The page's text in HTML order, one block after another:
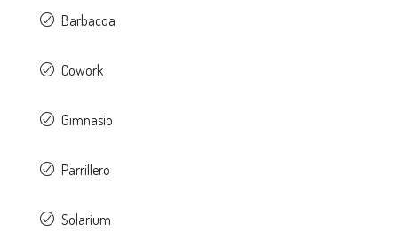
Barbacoa
Cowork
Gimnasio
Parrillero
Solarium